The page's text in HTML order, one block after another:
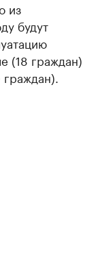
из
будут
(18 граждан)